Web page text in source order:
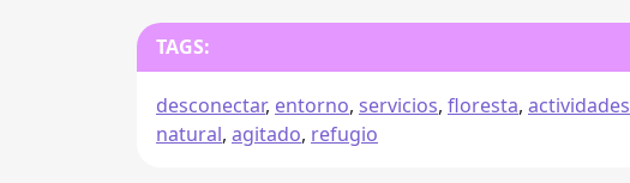
TAGS:
desconectar, entorno, servicios, floresta, actividades
natural, agitado, refugio